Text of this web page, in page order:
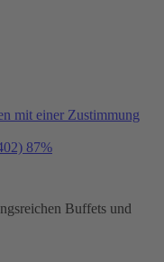
mit einer Zustimmung
87%
Buffets und